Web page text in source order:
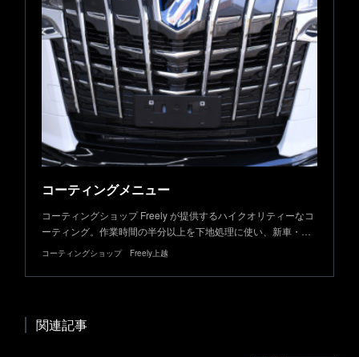
コーティングメニュー
コーティングショップ Freely が提供するハイクオリティーなコ
ーティング。作業時間の半分以上を下地処理に使い、新車・…
コーティングショップ Freely上越
関連記事